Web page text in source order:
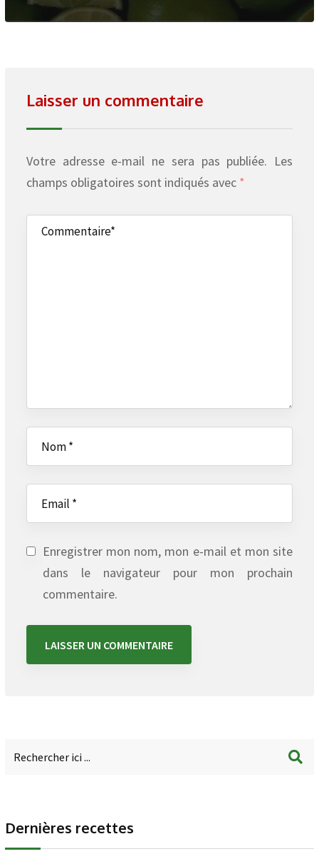
Laisser un commentaire
Votre adresse e-mail ne sera pas publiée. Les
champs obligatoires sont indiqués avec *
Enregistrer mon nom, mon e-mail et mon site
dans le navigateur pour mon prochain
commentaire.
Dernières recettes